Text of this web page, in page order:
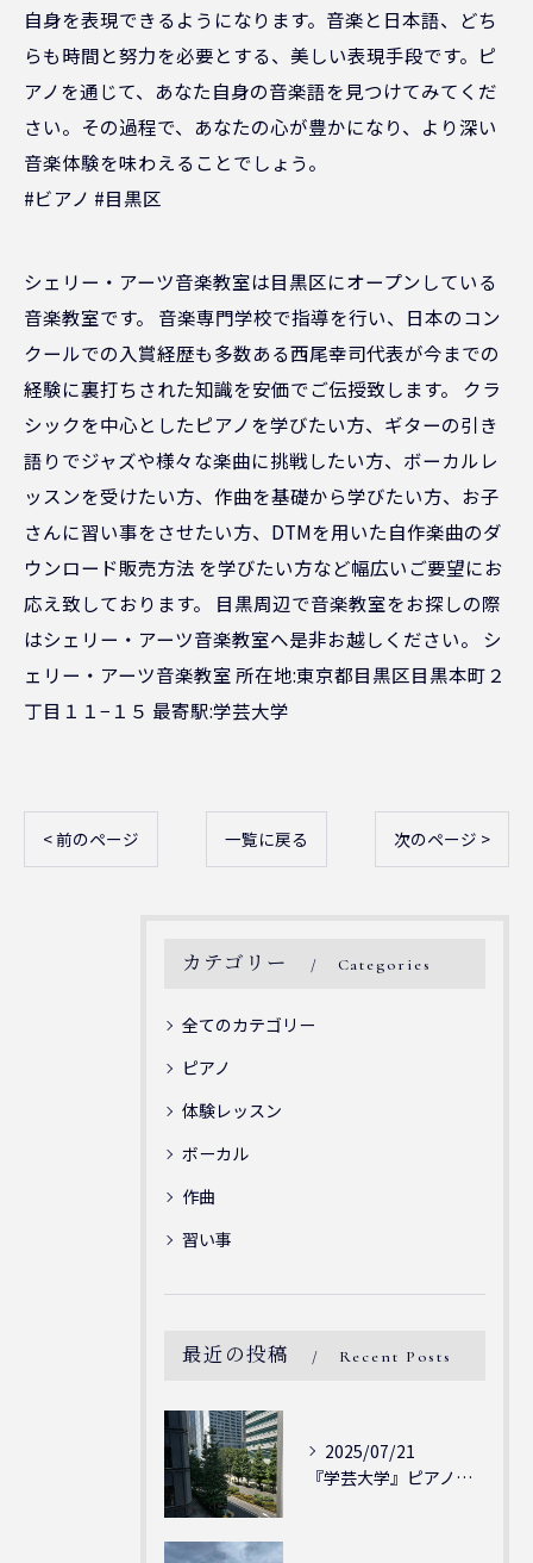
自身を表現できるようになります。音楽と日本語、どち
らも時間と努力を必要とする、美しい表現手段です。ピ
アノを通じて、あなた自身の音楽語を見つけてみてくだ
さい。その過程で、あなたの心が豊かになり、より深い
音楽体験を味わえることでしょう。
#ビアノ #目黒区
シェリー・アーツ音楽教室は目黒区にオープンしている
音楽教室です。 音楽専門学校で指導を行い、日本のコン
クールでの入賞経歴も多数ある西尾幸司代表が今までの
経験に裏打ちされた知識を安価でご伝授致します。 クラ
シックを中心としたピアノを学びたい方、ギターの引き
語りでジャズや様々な楽曲に挑戦したい方、ボーカルレ
ッスンを受けたい方、作曲を基礎から学びたい方、お子
さんに習い事をさせたい方、DTMを用いた自作楽曲のダ
ウンロード販売方法 を学びたい方など幅広いご要望にお
応え致しております。 目黒周辺で音楽教室をお探しの際
はシェリー・アーツ音楽教室へ是非お越しください。 シ
ェリー・アーツ音楽教室 所在地:東京都目黒区目黒本町２
丁目１１−１５ 最寄駅:学芸大学
< 前のページ 一覧に戻る 次のページ >
カテゴリー Categories
全てのカテゴリー
ピアノ
体験レッスン
ボーカル
作曲
習い事
最近の投稿 Recent Posts
2025/07/21
『学芸大学』ピアノを弾ける喜び - シェリー・アーツ音楽教室...